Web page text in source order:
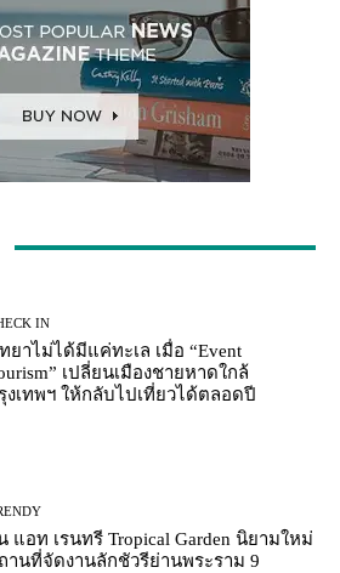
IN
ยาไม่ได้มีแค่ทะเล เมื่อ “Event
เปลี่ยนเมืองชายหาดใกล้
งเทพฯ ให้กลับไปเที่ยวได้ตลอดปี
แอท เรนทรี Tropical Garden นิยามใหม่
านที่จัดงานลักชัวรีย่านพระราม 9